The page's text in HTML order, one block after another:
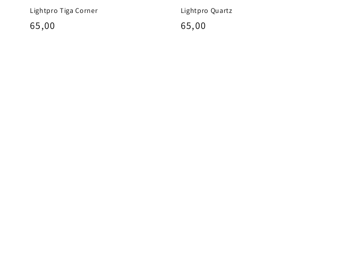
Lightpro Tiga Corner
Normale
65,00
Lightpro Quartz
Normale
65,00